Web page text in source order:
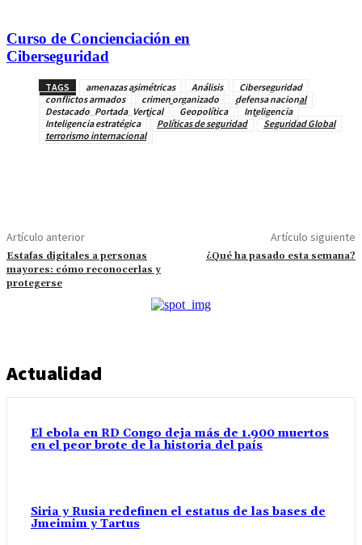
Curso de Concienciación en
Ciberseguridad
TAGS amenazas asimétricas Análisis
Ciberseguridad
conflictos armados
crimen organizado
defensa nacional
Destacado_Portada_Vertical
Geopolítica
Inteligencia
Inteligencia estratégica
Políticas de seguridad
Seguridad Global
terrorismo internacional
Artículo anterior
Estafas digitales a personas
mayores: cómo reconocerlas y
protegerse
Artículo siguiente
¿Qué ha pasado esta semana?
Actualidad
El ebola en RD Congo deja más de 1.900 muertos
en el peor brote de la historia del país
Siria y Rusia redefinen el estatus de las bases de
Jmeimim y Tartus